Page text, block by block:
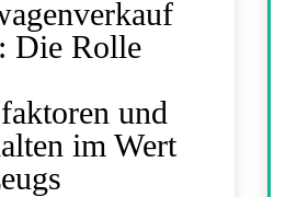
Die Rolle
und
im Wert